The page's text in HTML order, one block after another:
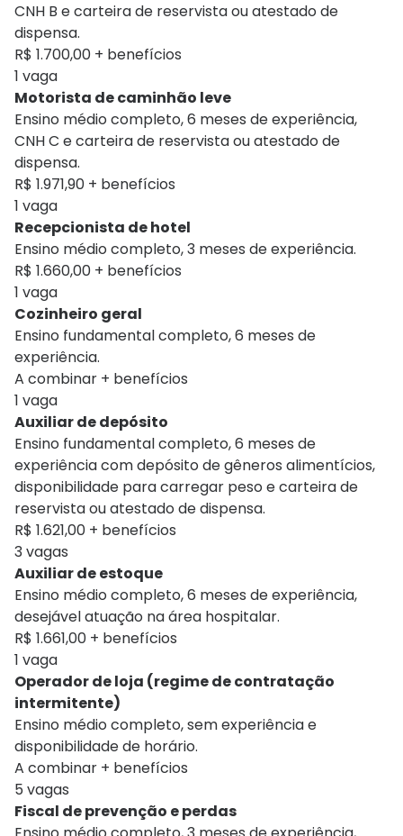
CNH B e carteira de reservista ou atestado de
dispensa.
R$ 1.700,00 + benefícios
1 vaga
Motorista de caminhão leve
Ensino médio completo, 6 meses de experiência,
CNH C e carteira de reservista ou atestado de
dispensa.
R$ 1.971,90 + benefícios
1 vaga
Recepcionista de hotel
Ensino médio completo, 3 meses de experiência.
R$ 1.660,00 + benefícios
1 vaga
Cozinheiro geral
Ensino fundamental completo, 6 meses de
experiência.
A combinar + benefícios
1 vaga
Auxiliar de depósito
Ensino fundamental completo, 6 meses de
experiência com depósito de gêneros alimentícios,
disponibilidade para carregar peso e carteira de
reservista ou atestado de dispensa.
R$ 1.621,00 + benefícios
3 vagas
Auxiliar de estoque
Ensino médio completo, 6 meses de experiência,
desejável atuação na área hospitalar.
R$ 1.661,00 + benefícios
1 vaga
Operador de loja (regime de contratação
intermitente)
Ensino médio completo, sem experiência e
disponibilidade de horário.
A combinar + benefícios
5 vagas
Fiscal de prevenção e perdas